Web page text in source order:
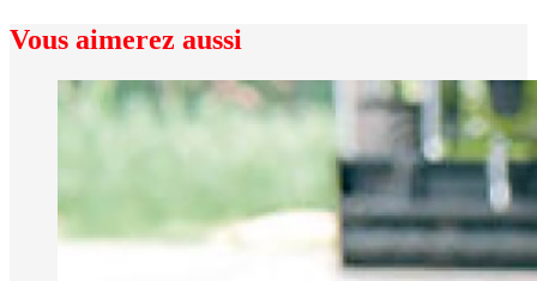
Vous aimerez aussi